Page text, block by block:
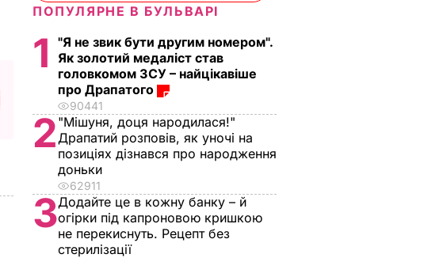
ПОПУЛЯРНЕ В БУЛЬВАРІ
1
"Я не звик бути другим номером".
Як золотий медаліст став
головкомом ЗСУ – найцікавіше
про Драпатого
90441
2 "Мішуня, доця народилася!"
Драпатий розповів, як уночі на
позиціях дізнався про народження
доньки
62911
3Додайте це в кожну банку – й
огірки під капроновою кришкою
не перекиснуть. Рецепт без
стерилізації